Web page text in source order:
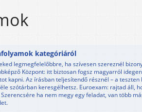
kategóriáról
legmegfelelőbbre, ha szívesen szereznél
Központ: itt biztosan fogsz magyarról
kapni. Az írásban teljesítendő résznél – a teszten
szótárban keresgélhetsz. Euroexam: rajtad áll,
ha nem megy egy feladat, van több